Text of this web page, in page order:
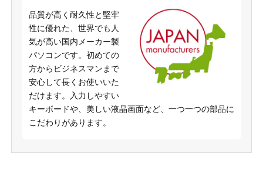
品質が高く耐久性と堅牢
性に優れた、世界でも人
気が高い国内メーカー製
パソコンです。初めての
方からビジネスマンまで
安心して長くお使いいた
だけます。入力しやすい
キーボードや、美しい液晶画面など、一つ一つの部品に
こだわりがあります。